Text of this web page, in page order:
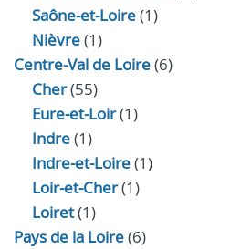
Saône-et-Loire(1)
Nièvre(1)
Centre-Val de Loire(6)
Cher(55)
Eure‑et‑Loir(1)
Indre(1)
Indre‑et‑Loire(1)
Loir‑et‑Cher(1)
Loiret(1)
Pays de la Loire(6)